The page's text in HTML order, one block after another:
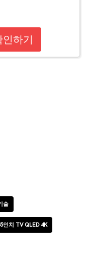
하기
술
인치 TV QLED 4K